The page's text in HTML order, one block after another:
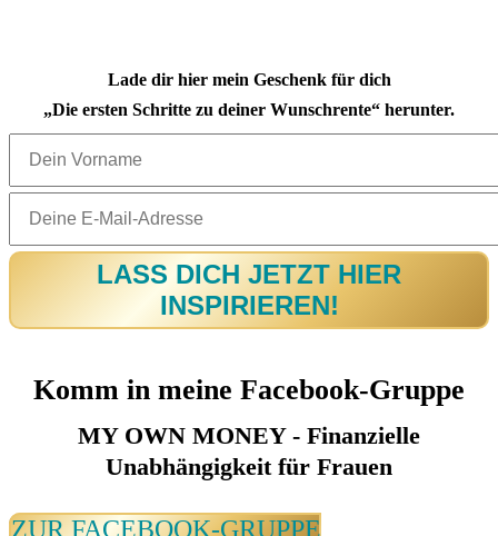
Lade dir hier mein Geschenk für dich
„Die ersten Schritte zu deiner Wunschrente“ herunter.
LASS DICH JETZT HIER
INSPIRIEREN!
Komm in meine Facebook-Gruppe
MY OWN MONEY - Finanzielle
Unabhängigkeit für Frauen
ZUR FACEBOOK-GRUPPE